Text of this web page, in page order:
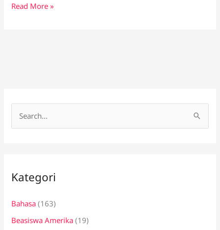
Read More »
u
t
u
Kategori
Bahasa (163)
Beasiswa Amerika (19)